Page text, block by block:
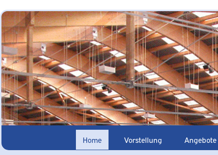
Home Vorstellung Angebote